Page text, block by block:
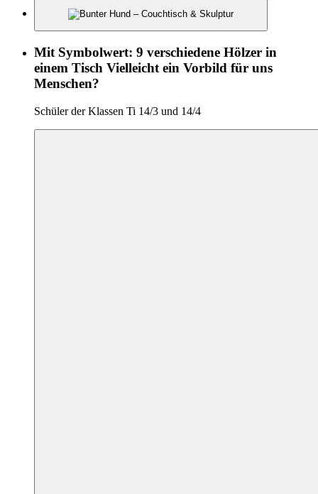
Mit Symbolwert: 9 verschiedene Hölzer in
einem Tisch Vielleicht ein Vorbild für uns
Menschen?
Schüler der Klassen Ti 14/3 und 14/4